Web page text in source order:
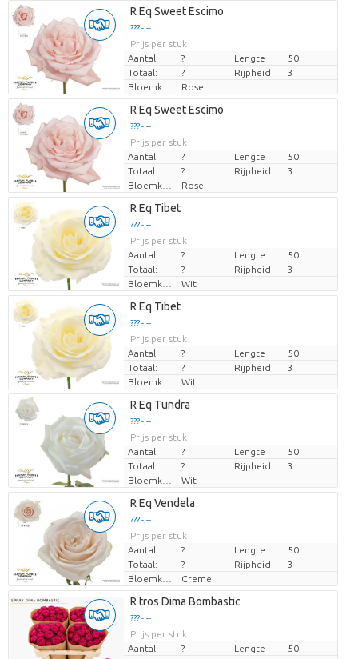
Laden...
??? -,--
Prijs per stuk
Laden...
??? -,--
Prijs per stuk
Laden...
??? -,--
Prijs per stuk
Laden...
??? -,--
Prijs per stuk
Laden...
??? -,--
Prijs per stuk
Laden...
??? -,--
Prijs per stuk
Laden...
??? -,--
Prijs per stuk
R Eq Sweet Escimo
??? -,--
Prijs per stuk
Aantal
? Lengte
50
Totaal:
? Rijpheid
3
Bloemkleur
Rose
R Eq Sweet Escimo
??? -,--
Prijs per stuk
Aantal
? Lengte
50
Totaal:
? Rijpheid
3
Bloemkleur
Rose
R Eq Tibet
??? -,--
Prijs per stuk
Aantal
? Lengte
50
Totaal:
? Rijpheid
3
Bloemkleur
Wit
R Eq Tibet
??? -,--
Prijs per stuk
Aantal
? Lengte
50
Totaal:
? Rijpheid
3
Bloemkleur
Wit
R Eq Tundra
??? -,--
Prijs per stuk
Aantal
? Lengte
50
Totaal:
? Rijpheid
3
Bloemkleur
Wit
R Eq Vendela
??? -,--
Prijs per stuk
Aantal
? Lengte
50
Totaal:
? Rijpheid
3
Bloemkleur
Creme
R tros Dima Bombastic
??? -,--
Prijs per stuk
Aantal
? Lengte
50